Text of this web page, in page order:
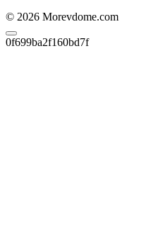
© 2026 Morevdome.com
0f699ba2f160bd7f